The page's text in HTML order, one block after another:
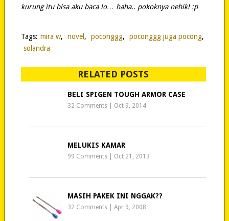
kurung itu bisa aku baca lo… haha.. pokoknya nehik! :p
Tags: mira w, novel , poconggg, poconggg juga pocong,
solandra
RELATED POSTS
BELI SPIGEN TOUGH ARMOR CASE
32 Comments Oct 9, 2014
MELUKIS KAMAR
99 Comments Oct 21, 2013
MASIH PAKEK INI NGGAK??
32 Comments |Apr 9, 2008